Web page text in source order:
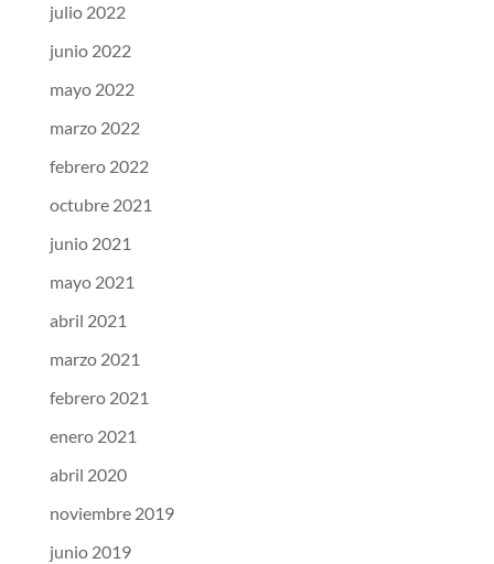
julio 2022
junio 2022
mayo 2022
marzo 2022
febrero 2022
octubre 2021
junio 2021
mayo 2021
abril 2021
marzo 2021
febrero 2021
enero 2021
abril 2020
noviembre 2019
junio 2019